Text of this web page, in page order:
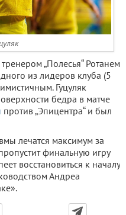
„Полесья“ Ротанем
из лидеров клуба (5
Гуцуляк
бедра в матче
против „Эпицентра“ и был
лечатся максимум за
финальную игру
восстановиться к началу
Андреа